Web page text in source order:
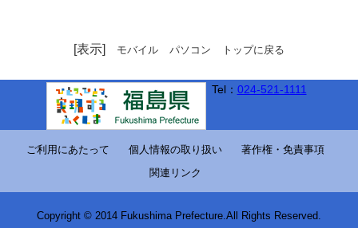
[表示] モバイル パソコン トップに戻る
Tel： 024-521-1111
ご利用にあたって 個人情報の取り扱い
著作権・免責事項
関連リンク
Copyright © 2014 Fukushima Prefecture.All Rights Reserved.